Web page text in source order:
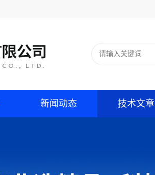
新闻动态 技术文章